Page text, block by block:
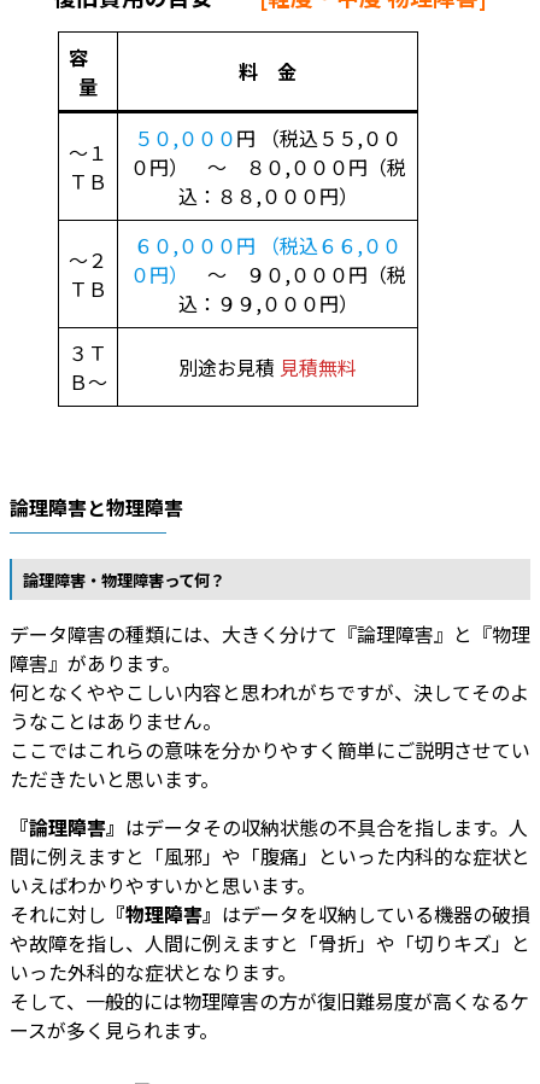
容
量
料 金
～１
ＴＢ
５０,０００円 （税込５５,００
０円） ～ ８０,０００円（税
込：８８,０００円）
～２
ＴＢ
６０,０００円 （税込６６,００
０円）
～ ９０,０００円（税
込：９９,０００円）
３Ｔ
Ｂ～
別途お見積 見積無料
論理障害と物理障害
論理障害・物理障害って何？
データ障害の種類には、大きく分けて『論理障害』と『物理
障害』があります。
何となくややこしい内容と思われがちですが、決してそのよ
うなことはありません。
ここではこれらの意味を分かりやすく簡単にご説明させてい
ただきたいと思います。
『論理障害』 はデータその収納状態の不具合を指します。人
間に例えますと「風邪」や「腹痛」といった内科的な症状と
いえばわかりやすいかと思います。
それに対し 『物理障害』 はデータを収納している機器の破損
や故障を指し、人間に例えますと「骨折」や「切りキズ」と
いった外科的な症状となります。
そして、一般的には物理障害の方が復旧難易度が高くなるケ
ースが多く見られます。